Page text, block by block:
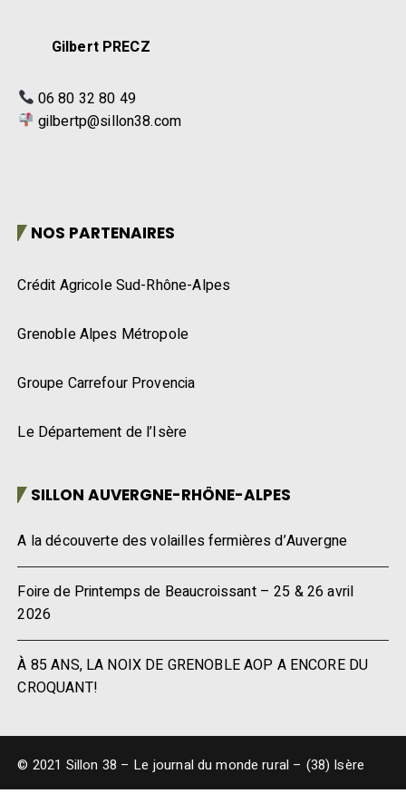
Gilbert PRECZ
06 80 32 80 49
gilbertp@sillon38.com
NOS PARTENAIRES
Crédit Agricole Sud-Rhône-Alpes
Grenoble Alpes Métropole
Groupe Carrefour Provencia
Le Département de l’Isère
SILLON AUVERGNE-RHÔNE-ALPES
A la découverte des volailles fermières d’Auvergne
Foire de Printemps de Beaucroissant – 25 & 26 avril
2026
À 85 ANS, LA NOIX DE GRENOBLE AOP A ENCORE DU
CROQUANT!
© 2021 Sillon 38 – Le journal du monde rural – (38) Isère